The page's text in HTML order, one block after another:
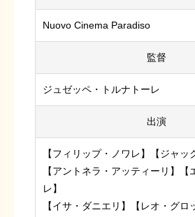
Nuovo Cinema Paradiso
監督
ジュゼッペ・トルナトーレ
出演
【フィリップ・ノワレ】【ジャッ
【アントネラ・アッティーリ】【
レ】
【イサ・ダニエリ】【レオ・グロ